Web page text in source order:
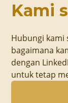
Kami
Hubungi kami
bagaimana
dengan
untuk tetap